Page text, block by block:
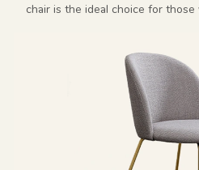
chair is the ideal choice for